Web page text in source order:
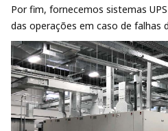
Por fim, fornecemos sistemas
das operações em caso de falhas